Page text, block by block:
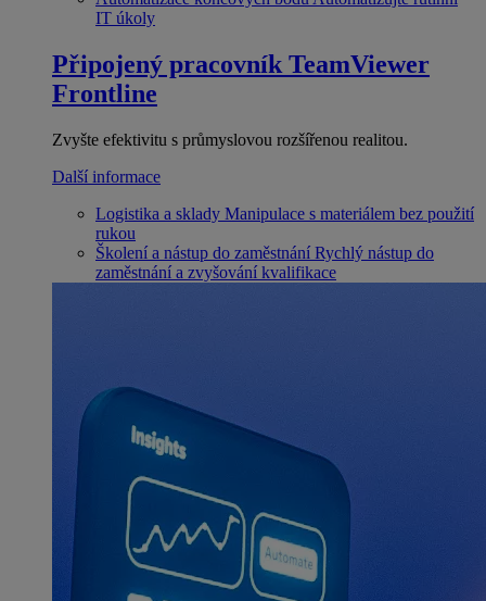
IT úkoly
Připojený pracovník TeamViewer
Frontline
Zvyšte efektivitu s průmyslovou rozšířenou realitou.
Další informace
Logistika a sklady Manipulace s materiálem bez použití
rukou
Školení a nástup do zaměstnání Rychlý nástup do
zaměstnání a zvyšování kvalifikace